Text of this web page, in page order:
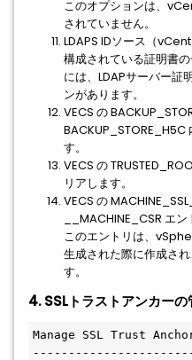
このオプションは、
されていません。
LDAPS IDソース（
構成されている証明書
には、LDAPサーバー証
ンがあります。
VECS の
BACKUP_STORE_H5C
す。
VECS の
リアします。
VECS の
__MACHINE_CSR エ
このエントリは、
生成された際に作成さ
す。
4. SSLトラストアンカーの
Manage SSL Trust